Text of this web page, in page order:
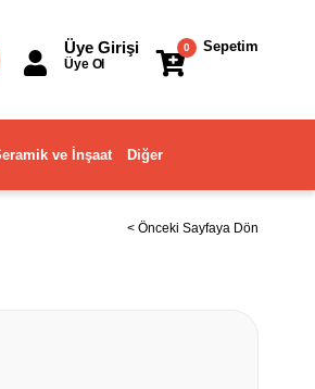
Sepetim
0
Üye Girişi
Üye Ol
ve İnşaat Diğer
< Önceki Sayfaya Dön